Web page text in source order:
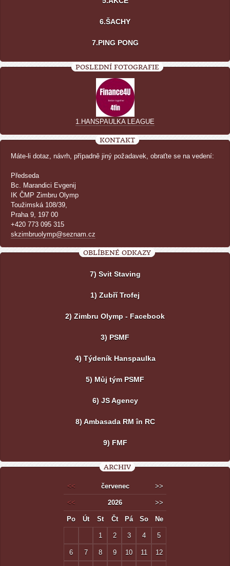
6.ŠACHY
7.PING PONG
POSLEDNÍ FOTOGRAFIE
1.HANSPAULKA LEAGUE
KONTAKT
Máte-li dotaz, návrh, případně jiný požadavek, obraťte se na vedení:
Předseda
Bc. Marandici Evgenij
IK ČMP Zimbru Olymp
Toužimská 108/39,
Praha 9, 197 00
+420 773 095 315
skzimbruolymp@seznam.cz
OBLÍBENÉ ODKAZY
7) Svit Staving
1) Zubří Trofej
2) Zimbru Olymp - Facebook
3) PSMF
4) Týdeník Hanspaulka
5) Můj tým PSMF
6) JS Agency
8) Ambasada RM în RC
9) FMF
ARCHIV
<< červenec >>
<< 2026 >>
Po Út St Čt Pá So Ne
1 2 3 4 5
6 7 8 9 10 11 12